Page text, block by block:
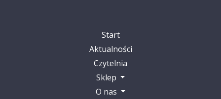
Start
Aktualności
Czytelnia
Sklep
O nas